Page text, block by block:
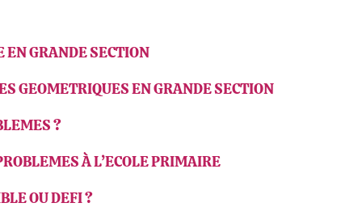
EN GRANDE SECTION
GEOMETRIQUES EN GRANDE SECTION
?
À L’ECOLE PRIMAIRE
OU DEFI ?